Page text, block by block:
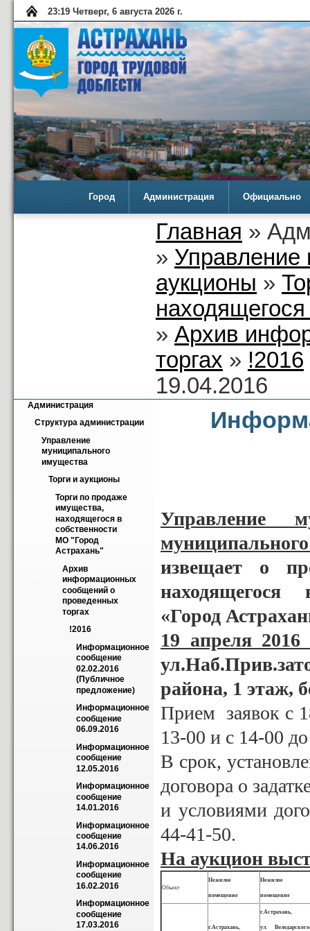
23:19 Четверг, 6 августа 2026 г.
Город Администрация Официально
Главная »
» Управление
аукционы »
» Архив
торгах » !2016
19.04.2016
Администрация
Структура администрации
Управление
муниципального
имущества
Торги и аукционы
Торги по продаже
имущества,
находящегося в
собственности
МО "Город
Астрахань"
Архив
информационных
сообщений о
проведенных
торгах
!2016
Информационное
сообщение
02.02.2016
(Публичное
предложение)
Информационное
сообщение
06.09.2016
Информационное
сообщение
12.05.2016
Информационное
сообщение
14.01.2016
Информационное
сообщение
14.06.2016
Информационное
сообщение
16.02.2016
Информационное
сообщение
17.03.2016
Управление
извещает о
находящегося
«Город
19 апреля 2016
района, 1 этаж,
Прием заявок с
13-00 и с 14-00
В срок,
договора о
и условиями
44-41-50.
На аукцион
Объект
Нежилое
помещение
Нежилое
помещение
г.Астрахань,
г.Астрахань,
ул. Володарского/